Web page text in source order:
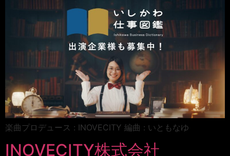
楽曲プロデュース : INOVECITY 編曲 : いともなゆ
INOVECITY株式会社